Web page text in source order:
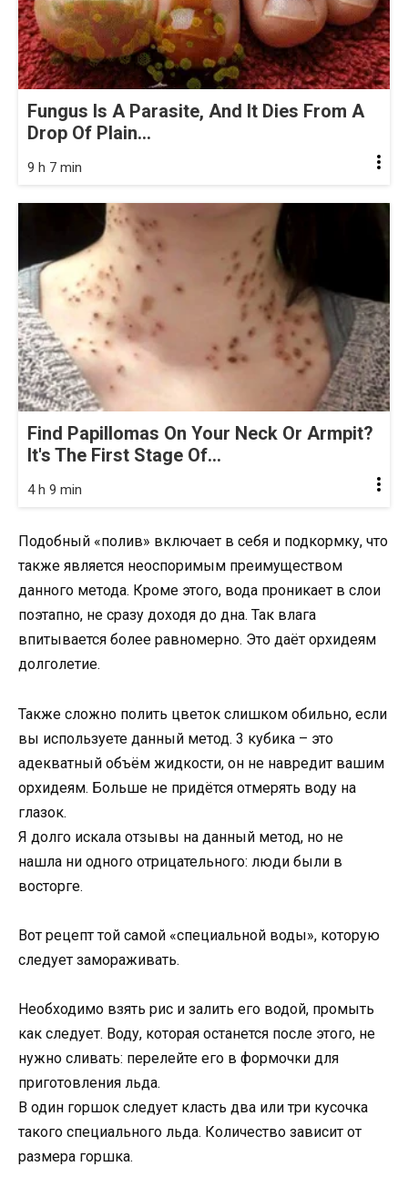
Fungus Is A Parasite, And It Dies From A
Drop Of Plain...
9 h 7 min
Find Papillomas On Your Neck Or Armpit?
It's The First Stage Of...
4 h 9 min
Подобный «полив» включает в себя и подкормку, что
также является неоспоримым преимуществом
данного метода. Кроме этого, вода проникает в слои
поэтапно, не сразу доходя до дна. Так влага
впитывается более равномерно. Это даёт орхидеям
долголетие.
Также сложно полить цветок слишком обильно, если
вы используете данный метод. 3 кубика – это
адекватный объём жидкости, он не навредит вашим
орхидеям. Больше не придётся отмерять воду на
глазок.
Я долго искала отзывы на данный метод, но не
нашла ни одного отрицательного: люди были в
восторге.
Вот рецепт той самой «специальной воды», которую
следует замораживать.
Необходимо взять рис и залить его водой, промыть
как следует. Воду, которая останется после этого, не
нужно сливать: перелейте его в формочки для
приготовления льда.
В один горшок следует класть два или три кусочка
такого специального льда. Количество зависит от
размера горшка.